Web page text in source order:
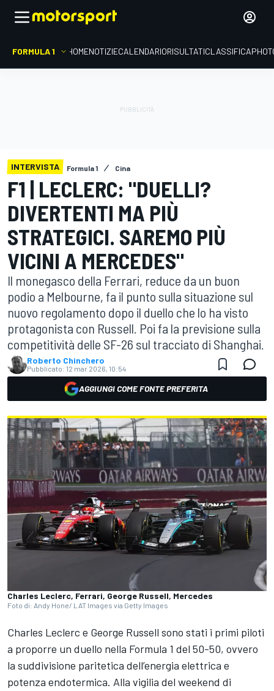
FORMULA 1 HOMENOTIZIECALENDARIORISULTATICLASSIFICA
INTERVISTA Formula 1 Cina
F1 | LECLERC: "DUELLI?
DIVERTENTI MA PIÙ
STRATEGICI. SAREMO PIÙ
VICINI A MERCEDES"
Il monegasco della Ferrari, reduce da un buon
podio a Melbourne, fa il punto sulla situazione sul
nuovo regolamento dopo il duello che lo ha visto
protagonista con Russell. Poi fa la previsione sulla
competitività delle SF-26 sul tracciato di Shanghai.
Roberto Chinchero
Pubblicato: 12 mar 2026, 10:54
AGGIUNGI COME FONTE PREFERITA
Charles Leclerc, Ferrari, George Russell, Mercedes
Foto di: Andy Hone/ LAT Images via Getty Images
Charles Leclerc e George Russell sono stati i primi piloti
a proporre un duello nella Formula 1 del 50-50, ovvero
la suddivisione paritetica dell’energia elettrica e
potenza endotermica. Alla vigilia del weekend di